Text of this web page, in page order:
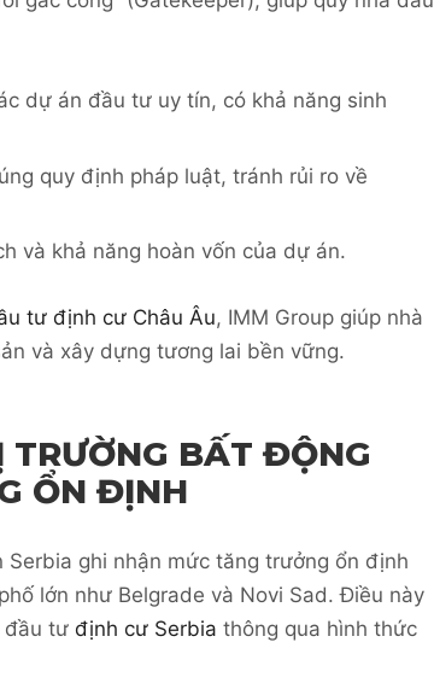
dự án đầu tư uy tín, có khả năng sinh
quy định pháp luật, tránh rủi ro về
và khả năng hoàn vốn của dự án.
tư định cư Châu Âu, IMM Group giúp nhà
và xây dựng tương lai bền vững.
TRƯỜNG BẤT ĐỘNG
ỔN ĐỊNH
ghi nhận mức tăng trưởng ổn định
lớn như Belgrade và Novi Sad. Điều này
đầu tư định cư Serbia thông qua hình thức